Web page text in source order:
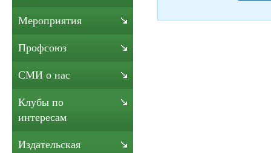
Мероприятия
Профсоюз
СМИ о нас
Клубы по
интересам
Издательская